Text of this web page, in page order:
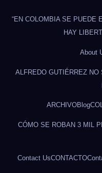
“EN COLOMBIA SE PUEDE
HAY
About
ALFREDO GUTIÉRREZ
ARCHIVOBlog
CÓMO SE ROBAN 3 MIL
Contact UsCONTACTO